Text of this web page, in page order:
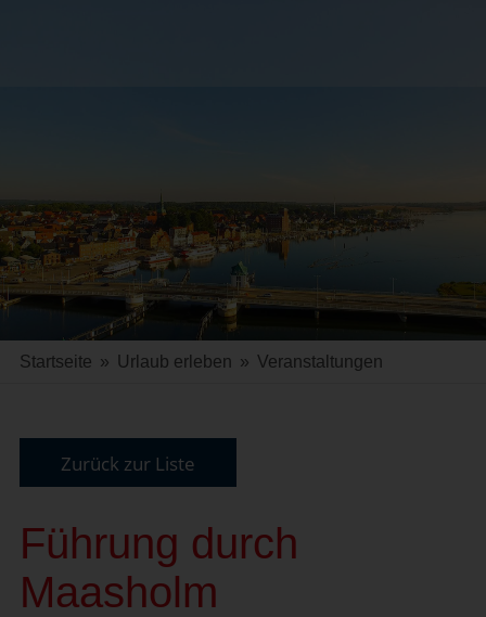
Startseite » Urlaub erleben » Veranstaltungen
Zurück zur Liste
Führung durch
Maasholm